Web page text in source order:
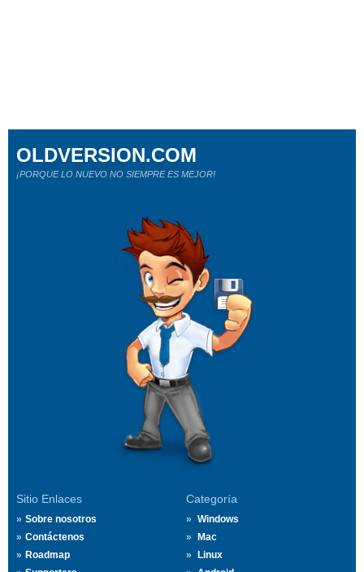
Sitio Enlaces
Sobre nosotros
Contáctenos
Roadmap
Categoría
Windows
Mac
Linux
OLDVERSION.COM
¡PORQUE LO NUEVO NO SIEMPRE ES MEJOR!